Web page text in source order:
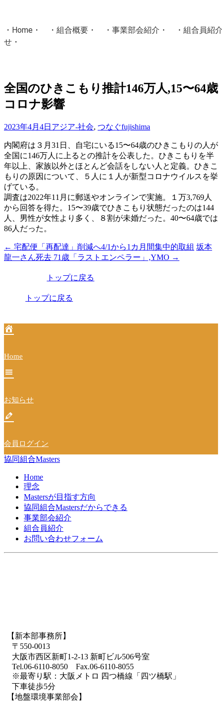
・ Home ・ ・ 組合概要 ・ ・ 事業部会紹介 ・ ・ 組合員紹
せ ・
国土交通省・経済産業省・農林水産省・厚生労働省 認可
全国のひきこもり推計146万人,15〜64歳
コロナ影響
2023年4月4日 アジア-社会, つなぐfujishima
内閣府は３月31日、自宅にいる15〜64歳のひきこもりの人が
全国に146万人に上るとの推計を公表した。ひきこもりを半
年以上、家族以外とほとんど会話をしない人と定義。ひきこ
もりの原因について、５人に１人が新型コロナウイルスを挙
げている。
調査は2022年11月に郵送やオンラインで実施。１万3,769人
から回答を得た。15〜39歳でひきこもり状態だったのは144
人、男性が女性より多く、８割が未婚だった。40〜64歳では
86人だった。
投
稿
ー
ョ
ン
← 宅配便「再配達」削減へ4/1から1カ月間集中的取組 坂本
龍一さん死去 71歳「ラストエンペラー」,YMO →
トップに戻る
トップに戻る
Home
お知らせ
会員ログイン
協同組合Masters
Home
理念
Mastersが目指す方向
協同組合Mastersだからできる
事業部会紹介
組合員紹介
お問い合わせフォーム
【新本部事務所】
〒550-0013
大阪市西区新町1-2-13 新町ビル506号室
Tel.06-6110-8050 Fax.06-6110-8055
※最寄り駅：大阪メトロ 四つ橋線「四ツ橋駅」
下車徒歩5分
【地盤環境事業部会】